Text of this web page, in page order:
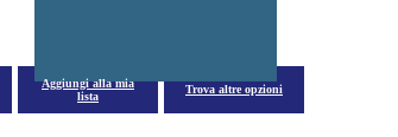
Aggiungi alla mia
lista
Trova altre opzioni